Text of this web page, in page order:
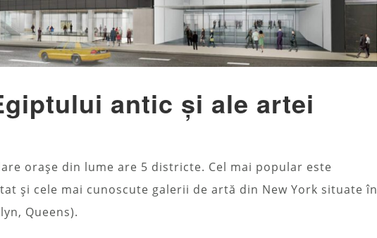
antic și ale artei
orașe din lume are 5 districte. Cel mai popular este
și cele mai cunoscute galerii de artă din New York situate în
Queens).